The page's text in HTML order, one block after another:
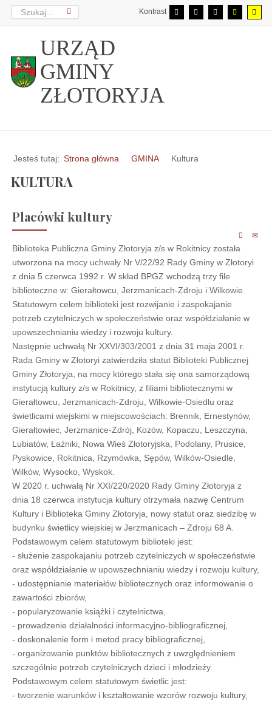
Kontrast
URZĄD
GMINY
ZŁOTORYJA
Jesteś tutaj: Strona główna GMINA Kultura
KULTURA
Placówki kultury
Biblioteka Publiczna Gminy Złotoryja z/s w Rokitnicy została
utworzona na mocy uchwały Nr V/22/92 Rady Gminy w Złotoryi
z dnia 5 czerwca 1992 r. W skład BPGZ wchodzą trzy file
biblioteczne w: Gierałtowcu, Jerzmanicach-Zdroju i Wilkowie.
Statutowym celem biblioteki jest rozwijanie i zaspokajanie
potrzeb czytelniczych w społeczeństwie oraz współdziałanie w
upowszechnianiu wiedzy i rozwoju kultury.
Następnie uchwałą Nr XXVI/303/2001 z dnia 31 maja 2001 r.
Rada Gminy w Złotoryi zatwierdziła statut Biblioteki Publicznej
Gminy Złotoryja, na mocy którego stała się ona samorządową
instytucją kultury z/s w Rokitnicy, z filiami bibliotecznymi w
Gierałtowcu, Jerzmanicach-Zdroju, Wilkowie-Osiedlu oraz
świetlicami wiejskimi w miejscowościach: Brennik, Ernestynów,
Gierałtowiec, Jerzmanice-Zdrój, Kozów, Kopaczu, Leszczyna,
Lubiatów, Łaźniki, Nowa Wieś Złotoryjska, Podolany, Prusice,
Pyskowice, Rokitnica, Rzymówka, Sępów, Wilków-Osiedle,
Wilków, Wysocko, Wyskok.
W 2020 r. uchwałą Nr XXI/220/2020 Rady Gminy Złotoryja z
dnia 18 czerwca instytucja kultury otrzymała nazwę Centrum
Kultury i Biblioteka Gminy Złotoryja, nowy statut oraz siedzibę w
budynku świetlicy wiejskiej w Jerzmanicach – Zdroju 68 A.
Podstawowym celem statutowym biblioteki jest:
- służenie zaspokajaniu potrzeb czytelniczych w społeczeństwie
oraz współdziałanie w upowszechnianiu wiedzy i rozwoju kultury,
- udostępnianie materiałów bibliotecznych oraz informowanie o
zawartości zbiorów,
- popularyzowanie książki i czytelnictwa,
- prowadzenie działalności informacyjno-bibliograficznej,
- doskonalenie form i metod pracy bibliograficznej,
- organizowanie punktów bibliotecznych z uwzględnieniem
szczególnie potrzeb czytelniczych dzieci i młodzieży.
Podstawowym celem statutowym świetlic jest:
- tworzenie warunków i kształtowanie wzorów rozwoju kultury,